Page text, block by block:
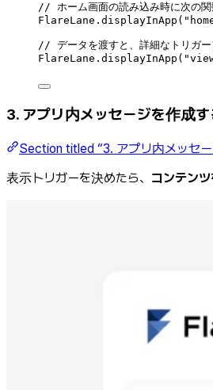
// ホーム画面の読み込み時に次の関
FlareLane . displayInApp ( "
// データを渡すと、詳細なトリガー
FlareLane . displayInApp ( "
3. アプリ内メッセージを作成す
Section titled “3. アプリ内メッセ
表示トリガーを決めたら、 コンテンツ